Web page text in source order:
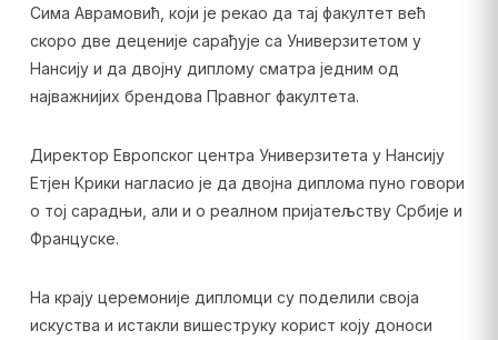
Сима Аврамовић, који је рекао да тај факултет већ
скоро две деценије сарађује са Универзитетом у
Нансију и да двојну диплому сматра једним од
најважнијих брендова Правног факултета.
Директор Европског центра Универзитета у Нансију
Етјен Крики нагласио је да двојна диплома пуно говори
о тој сарадњи, али и о реалном пријатељству Србије и
Француске.
На крају церемоније дипломци су поделили своја
искуства и истакли вишеструку корист коју доноси